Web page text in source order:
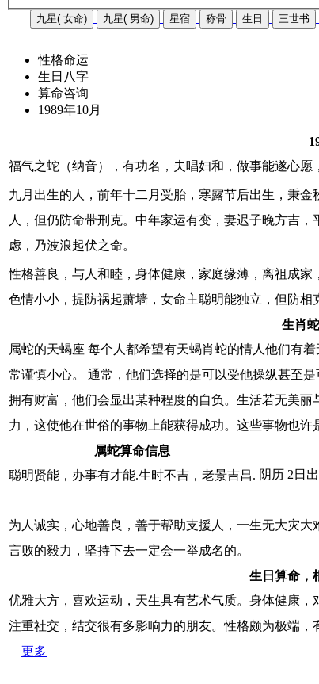
九星( 女命) 九星( 男命) 星宿 称骨 生日 三世书
性格命运
生日八字
算命咨询
1989年10月
福气之蛇（纳音），有功名，夫唱妇和，做事能遂心愿
九月出生的人，前年十二月受胎，寒露节后出生，秉
人，但仍防命带刑克。中年家运有变，妻迟子晚方吉
虑，乃波浪起伏之命。
性格善良，与人和睦，身体健康，家庭缘薄，离祖成
色情小小，提防祸起萧墙，女命主聪明能独立，但防相
生肖
属蛇的天蝎座 每个人都希望有天蝎肖蛇的情人他们有
常谨慎小心。 通常，他们选择的是可以受他操纵甚至
拥有财富，他们会显出某种程度的自负。生活若无美
力，这使他在世俗的事物上能获得成功。这些事物也
属蛇算命信息
聪明贤能，办事有才能.生时不吉，老景吉昌. 阴历 2日
为人诚实，心地善良，善于帮助支援人，一生无大灾
言败的毅力，坚持下去一定会一举成名的。
生日算命，
优雅大方，喜欢运动，天生具有艺术气质。身体健康，
注重社交，结交很有多影响力的朋友。性格颇为极端
更多